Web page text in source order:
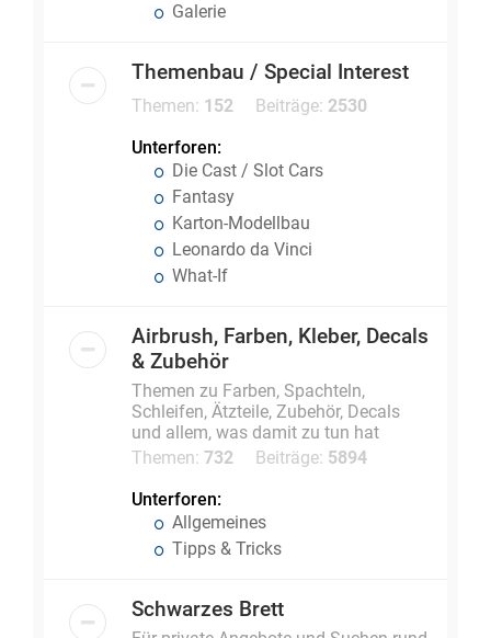
Galerie
Themenbau / Special Interest
Themen: 152 Beiträge: 2530
Unterforen:
Die Cast / Slot Cars
Fantasy
Karton-Modellbau
Leonardo da Vinci
What-If
Airbrush, Farben, Kleber, Decals
& Zubehör
Themen zu Farben, Spachteln,
Schleifen, Ätzteile, Zubehör, Decals
und allem, was damit zu tun hat
Themen: 732 Beiträge: 5894
Unterforen:
Allgemeines
Tipps & Tricks
Schwarzes Brett